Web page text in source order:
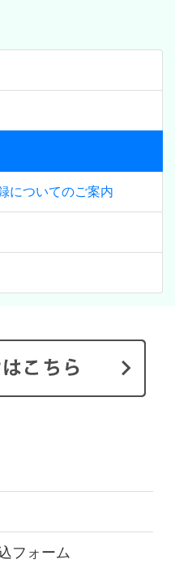
についてのご案内
フォーム